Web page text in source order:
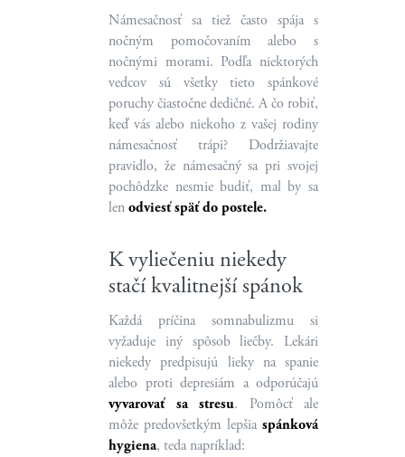
Námesačnosť sa tiež často spája s
nočným pomočovaním alebo s
nočnými morami. Podľa niektorých
vedcov sú všetky tieto spánkové
poruchy čiastočne dedičné. A čo robiť,
keď vás alebo niekoho z vašej rodiny
námesačnosť trápi? Dodržiavajte
pravidlo, že námesačný sa pri svojej
pochôdzke nesmie budiť, mal by sa
lenodviesť späť do postele.
K vyliečeniu niekedy
stačí kvalitnejší spánok
Každá príčina somnabulizmu si
vyžaduje iný spôsob liečby. Lekári
niekedy predpisujú lieky na spanie
alebo proti depresiám a odporúčajú
vyvarovať sa stresu. Pomôcť ale
môže predovšetkým lepšiaspánková
hygiena, teda napríklad: